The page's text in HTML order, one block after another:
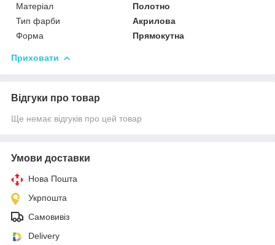
Матеріал
Полотно
Тип фарби
Акрилова
Форма
Прямокутна
Приховати
Відгуки про товар
Ще немає відгуків про цей товар
Умови доставки
Нова Пошта
Укрпошта
Самовивіз
Delivery